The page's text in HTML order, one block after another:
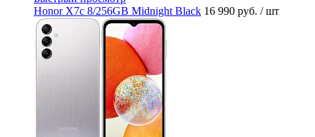
Honor X7c 8/256GB Midnight Black 16 990 руб. / шт